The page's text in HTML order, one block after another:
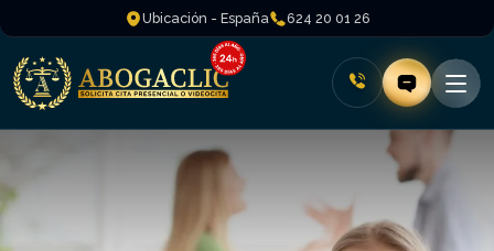
Ubicación - España 624 20 01 26